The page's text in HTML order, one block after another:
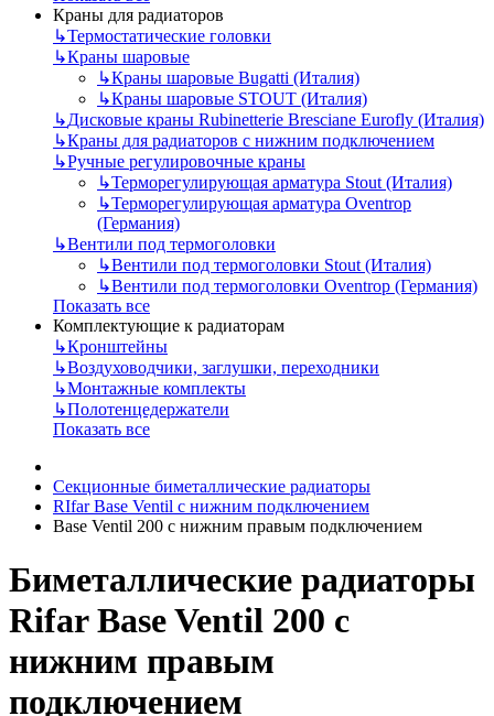
Краны для радиаторов
↳Термостатические головки
↳Краны шаровые
↳Краны шаровые Bugatti (Италия)
↳Краны шаровые STOUT (Италия)
↳Дисковые краны Rubinetterie Bresciane Eurofly (Италия)
↳Краны для радиаторов с нижним подключением
↳Ручные регулировочные краны
↳Терморегулирующая арматура Stout (Италия)
↳Терморегулирующая арматура Oventrop
(Германия)
↳Вентили под термоголовки
↳Вентили под термоголовки Stout (Италия)
↳Вентили под термоголовки Oventrop (Германия)
Показать все
Комплектующие к радиаторам
↳Кронштейны
↳Воздуховодчики, заглушки, переходники
↳Монтажные комплекты
↳Полотенцедержатели
Показать все
Секционные биметаллические радиаторы
RIfar Base Ventil с нижним подключением
Base Ventil 200 с нижним правым подключением
Биметаллические радиаторы
Rifar Base Ventil 200 с
нижним правым
подключением